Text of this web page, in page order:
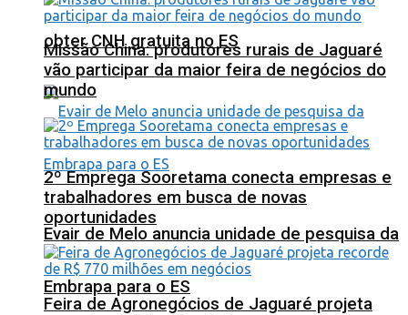
obter CNH gratuita no ES
Evair de Melo anuncia unidade de pesquisa da
Embrapa para o ES
Missão China: produtores rurais de Jaguaré
vão participar da maior feira de negócios do
mundo
2º Emprega Sooretama conecta empresas e
trabalhadores em busca de novas
oportunidades
Feira de Agronegócios de Jaguaré projeta